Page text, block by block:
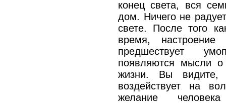
конец света, вся
дом. Ничего не
свете. После того
время, настроение
предшествует
появляются мысли о
жизни. Вы видите,
воздействует на
желание